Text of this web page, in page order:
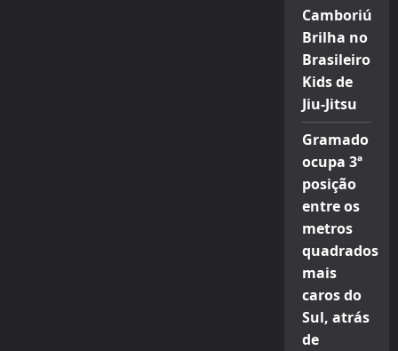
Camboriú
Brilha no
Brasileiro
Kids de
Jiu-Jitsu
Gramado
ocupa 3ª
posição
entre os
metros
quadrados
mais
caros do
Sul, atrás
de